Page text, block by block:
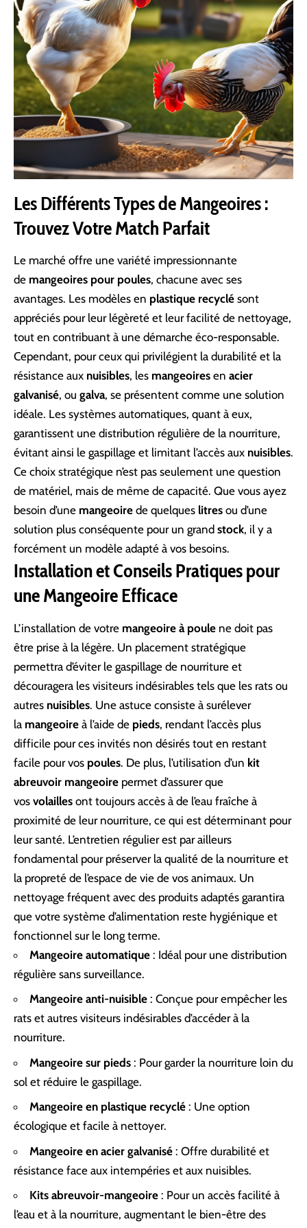
Les Différents Types de Mangeoires :
Trouvez Votre Match Parfait
Le marché offre une variété impressionnante
de mangeoires pour poules, chacune avec ses
avantages. Les modèles en plastique recyclé sont
appréciés pour leur légèreté et leur facilité de nettoyage,
tout en contribuant à une démarche éco-responsable.
Cependant, pour ceux qui privilégient la durabilité et la
résistance aux nuisibles, les mangeoires en acier
galvanisé, ou galva, se présentent comme une solution
idéale. Les systèmes automatiques, quant à eux,
garantissent une distribution régulière de la nourriture,
évitant ainsi le gaspillage et limitant l’accès aux nuisibles.
Ce choix stratégique n’est pas seulement une question
de matériel, mais de même de capacité. Que vous ayez
besoin d’une mangeoire de quelques litres ou d’une
solution plus conséquente pour un grand stock, il y a
forcément un modèle adapté à vos besoins.
Installation et Conseils Pratiques pour
une Mangeoire Efficace
L’installation de votre mangeoire à poule ne doit pas
être prise à la légère. Un placement stratégique
permettra d’éviter le gaspillage de nourriture et
découragera les visiteurs indésirables tels que les rats ou
autres nuisibles. Une astuce consiste à surélever
la mangeoire à l’aide de pieds, rendant l’accès plus
difficile pour ces invités non désirés tout en restant
facile pour vos poules. De plus, l’utilisation d’un kit
abreuvoir mangeoire permet d’assurer que
vos volailles ont toujours accès à de l’eau fraîche à
proximité de leur nourriture, ce qui est déterminant pour
leur santé. L’entretien régulier est par ailleurs
fondamental pour préserver la qualité de la nourriture et
la propreté de l’espace de vie de vos animaux. Un
nettoyage fréquent avec des produits adaptés garantira
que votre système d’alimentation reste hygiénique et
fonctionnel sur le long terme.
Mangeoire automatique : Idéal pour une distribution
régulière sans surveillance.
Mangeoire anti-nuisible : Conçue pour empêcher les
rats et autres visiteurs indésirables d’accéder à la
nourriture.
Mangeoire sur pieds : Pour garder la nourriture loin du
sol et réduire le gaspillage.
Mangeoire en plastique recyclé : Une option
écologique et facile à nettoyer.
Mangeoire en acier galvanisé : Offre durabilité et
résistance face aux intempéries et aux nuisibles.
Kits abreuvoir-mangeoire : Pour un accès facilité à
l’eau et à la nourriture, augmentant le bien-être des